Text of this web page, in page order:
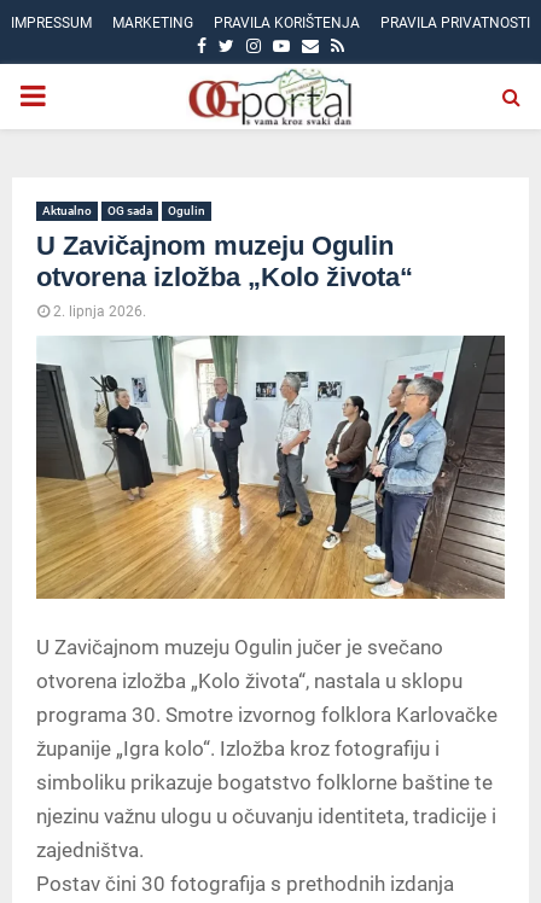
IMPRESSUM MARKETING PRAVILA KORIŠTENJA PRAVILA PRIVATNOSTI
FACEBOOK
TWITTER
INSTAGRAM
YOUTUBE
EMAIL
RSS
PRIMARY
Aktualno OG sada Ogulin
U Zavičajnom muzeju Ogulin
otvorena izložba „Kolo života“
2. lipnja 2026.
U Zavičajnom muzeju Ogulin jučer je svečano
otvorena izložba „Kolo života“, nastala u sklopu
programa 30. Smotre izvornog folklora Karlovačke
županije „Igra kolo“. Izložba kroz fotografiju i
simboliku prikazuje bogatstvo folklorne baštine te
njezinu važnu ulogu u očuvanju identiteta, tradicije i
zajedništva.
Postav čini 30 fotografija s prethodnih izdanja